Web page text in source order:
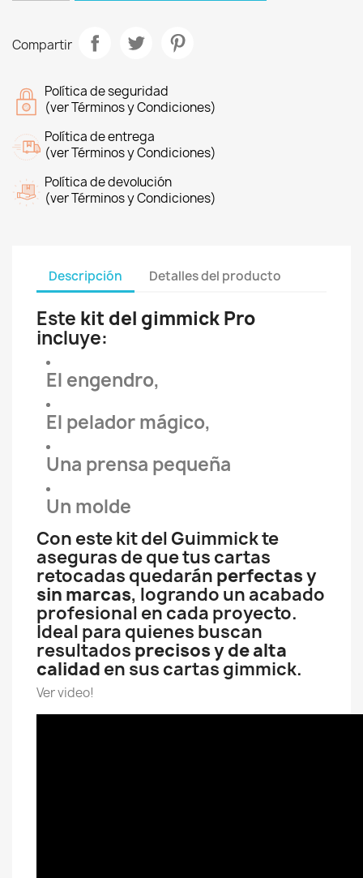
Compartir
Política de seguridad
(ver Términos y Condiciones)
Política de entrega
(ver Términos y Condiciones)
Política de devolución
(ver Términos y Condiciones)
Descripción Detalles del producto
Este kit del gimmick Pro
incluye:
El engendro,
El pelador mágico,
Una prensa pequeña
Un molde
Con este kit del Guimmick te
aseguras de que tus cartas
retocadas quedarán perfectas y
sin marcas, logrando un acabado
profesional en cada proyecto.
Ideal para quienes buscan
resultados precisos y de alta
calidad en sus cartas gimmick.
Ver video!